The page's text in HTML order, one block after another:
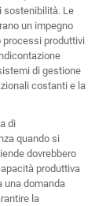
sostenibilità. Le
un impegno
processi produttivi
di gestione
costanti e la
di
quando si
dovrebbero
produttiva
una domanda
la